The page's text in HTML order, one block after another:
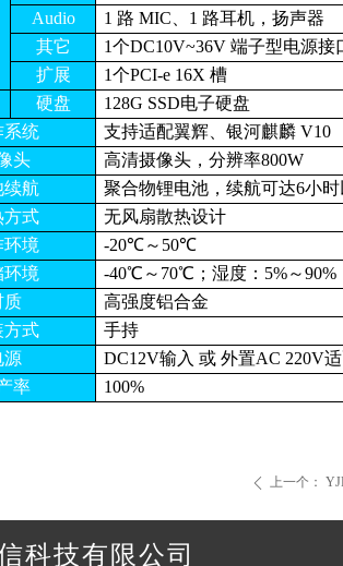
ꄴ 上一个：
Audio
1 路 MIC、1 路耳机，扬声器
其它
1个DC10V~36V 端子型电源接
扩展
1个PCI-e 16X 槽
硬盘
128G SSD电子硬盘
系统
支持适配翼辉、银河麒麟 V10
头
高清摄像头，分辨率800W
续航
聚合物锂电池，续航可达6小
方式
无风扇散热设计
环境
-20℃～50℃
环境
-40℃～70℃；湿度：5%～90%
质
高强度铝合金
方式
手持
源
DC12V输入 或 外置AC 220V
率
100%
科技有限公司